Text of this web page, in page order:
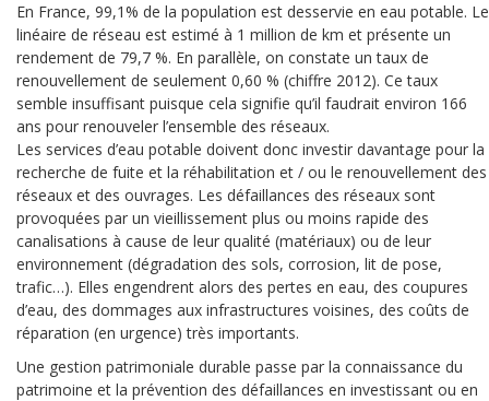
En France, 99,1% de la population est desservie en eau potable. Le
linéaire de réseau est estimé à 1 million de km et présente un
rendement de 79,7 %. En parallèle, on constate un taux de
renouvellement de seulement 0,60 % (chiffre 2012). Ce taux
semble insuffisant puisque cela signifie qu’il faudrait environ 166
ans pour renouveler l’ensemble des réseaux.
Les services d’eau potable doivent donc investir davantage pour la
recherche de fuite et la réhabilitation et / ou le renouvellement des
réseaux et des ouvrages. Les défaillances des réseaux sont
provoquées par un vieillissement plus ou moins rapide des
canalisations à cause de leur qualité (matériaux) ou de leur
environnement (dégradation des sols, corrosion, lit de pose,
trafic…). Elles engendrent alors des pertes en eau, des coupures
d’eau, des dommages aux infrastructures voisines, des coûts de
réparation (en urgence) très importants.
Une gestion patrimoniale durable passe par la connaissance du
patrimoine et la prévention des défaillances en investissant ou en